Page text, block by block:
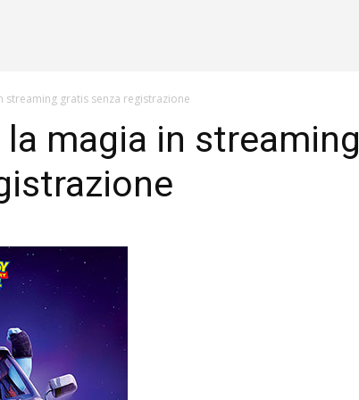
streaming gratis senza registrazione
magia in streaming